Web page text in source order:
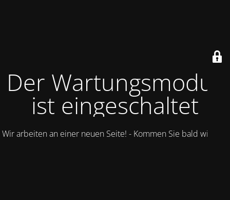
Der Wartungsmodus
ist eingeschaltet
Wir arbeiten an einer neuen Seite! - Kommen Sie bald wieder.